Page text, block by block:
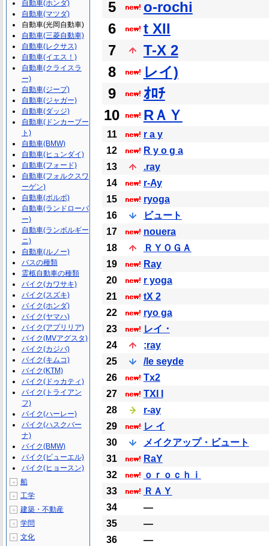
5
o-rochi
6
t XII
7
T-X 2
8
レイ)
9
ｵﾛﾁ
10
RＡＹ
11
r a y
12
R y o g a
13
.ray
14
r-Ay
15
ryoga
16
ビュート
17
nouera
18
ＲＹＯＧＡ
19
Ray
20
r yoga
21
tX 2
22
ryo ga
23
レイ ･
24
;ray
25
/le seyde
26
Tx2
27
TXI I
28
r-ay
29
レ イ
30
メイクアップ・ビュート
31
RaY
32
ｏｒｏｃｈｉ
33
ＲＡＹ
34
―
35
―
36
―
自動車(ホンダ)
自動車(マツダ)
自動車(光岡自動車)
自動車(三菱自動車)
自動車(レクサス)
自動車(イエス！)
自動車(クライスラ
ー)
自動車(ジープ)
自動車(ジャガー)
自動車(ダッジ)
自動車(ドンカーブー
ト)
自動車(BMW)
自動車(ヒュンダイ)
自動車(フォード)
自動車(フォルクスワ
ーゲン)
自動車(ボルボ)
自動車(ランドローバ
ー)
自動車(ランボルギー
ニ)
自動車(ルノー)
バスの種類
霊柩自動車の種類
バイク(カワサキ)
バイク(スズキ)
バイク(ホンダ)
バイク(ヤマハ)
バイク(アプリリア)
バイク(MVアグスタ)
バイク(カジバ)
バイク(キムコ)
バイク(KTM)
バイク(ドゥカティ)
バイク(トライアン
フ)
バイク(ハーレー)
バイク(ハスクバー
ナ)
バイク(BMW)
バイク(ビューエル)
バイク(ヒョースン)
＋ 船
＋ 工学
＋ 建築・不動産
＋ 学問
＋ 文化